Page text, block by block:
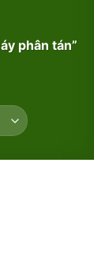
phân tán”